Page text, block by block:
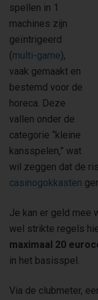
spellen in 1
machines zijn
geïntrigeerd
(multi-game),
vaak gemaakt en
bestemd voor de
horeca. Deze
vallen onder de
categorie “kleine
kansspelen,” wat
wil zeggen dat de
casinogokkasten
Je kan er geld mee
wel strikte regels
maximaal 20
in het basisspel.
Via de clubmeter,